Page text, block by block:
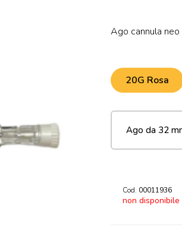
Ago cannula
20G Rosa
Cod. 00011936
non disponibile